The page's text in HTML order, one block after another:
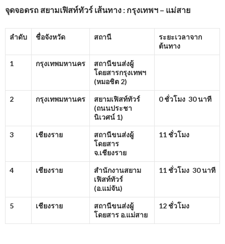
จุดจอดรถ สยามเฟิสท์ทัวร์ เส้นทาง : กรุงเทพฯ – แม่สาย
ลำดับ ชื่อจังหวัด สถานี
ระยะเวลาจาก
ต้นทาง
1 กรุงเทพมหานคร
สถานีขนส่งผู้
โดยสารกรุงเทพฯ
(หมอชิต 2)
2 กรุงเทพมหานคร
สยามเฟิสท์ทัวร์
(ถนนประชา
นิเวศน์ 1)
0 ชั่วโมง 30 นาที
3 เชียงราย
สถานีขนส่งผู้
โดยสาร
จ.เชียงราย
11 ชั่วโมง
4 เชียงราย
สำนักงานสยาม
เฟิสท์ทัวร์
(อ.แม่จัน)
11 ชั่วโมง 30 นาที
5 เชียงราย
สถานีขนส่งผู้
โดยสาร อ.แม่สาย
12 ชั่วโมง